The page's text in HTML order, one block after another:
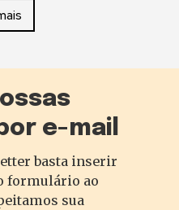
e-mail
basta inserir
formulário ao
sua